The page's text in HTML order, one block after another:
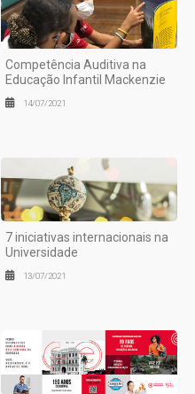
Competência Auditiva na
Educação Infantil Mackenzie
14/07/2021
7 iniciativas internacionais na
Universidade
13/07/2021